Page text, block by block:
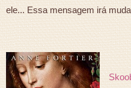
ele... Essa mensagem irá